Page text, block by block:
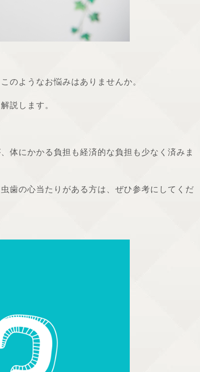
のようなお悩みはありませんか。
説します。
体にかかる負担も経済的な負担も少なく済みま
歯の心当たりがある方は、ぜひ参考にしてくだ